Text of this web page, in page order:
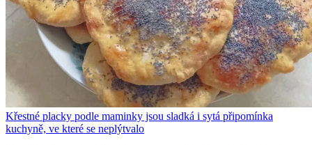
Křestné placky podle maminky jsou sladká i sytá připomínka
kuchyně, ve které se neplýtvalo